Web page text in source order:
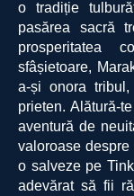
o tradiție
pasărea sacră
prosperitatea
sfâșietoare,
a-și onora
prieten. Alătură-
aventură de
valoroase
o salveze pe
adevărat să fii